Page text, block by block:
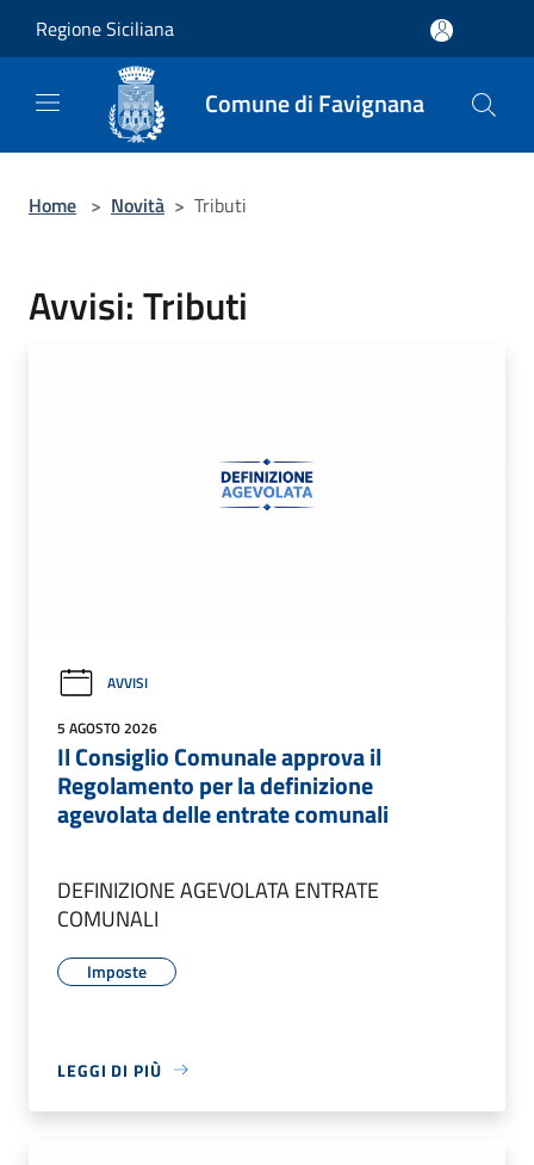
Regione Siciliana
Comune di Favignana
Home > Novità > Tributi
Avvisi: Tributi
AVVISI
5 AGOSTO 2026
Il Consiglio Comunale approva il
Regolamento per la definizione
agevolata delle entrate comunali
DEFINIZIONE AGEVOLATA ENTRATE
COMUNALI
Imposte
LEGGI DI PIÙ